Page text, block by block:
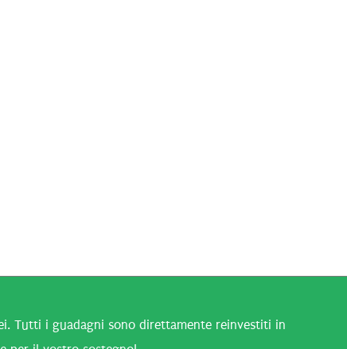
Tutti i guadagni sono direttamente reinvestiti in